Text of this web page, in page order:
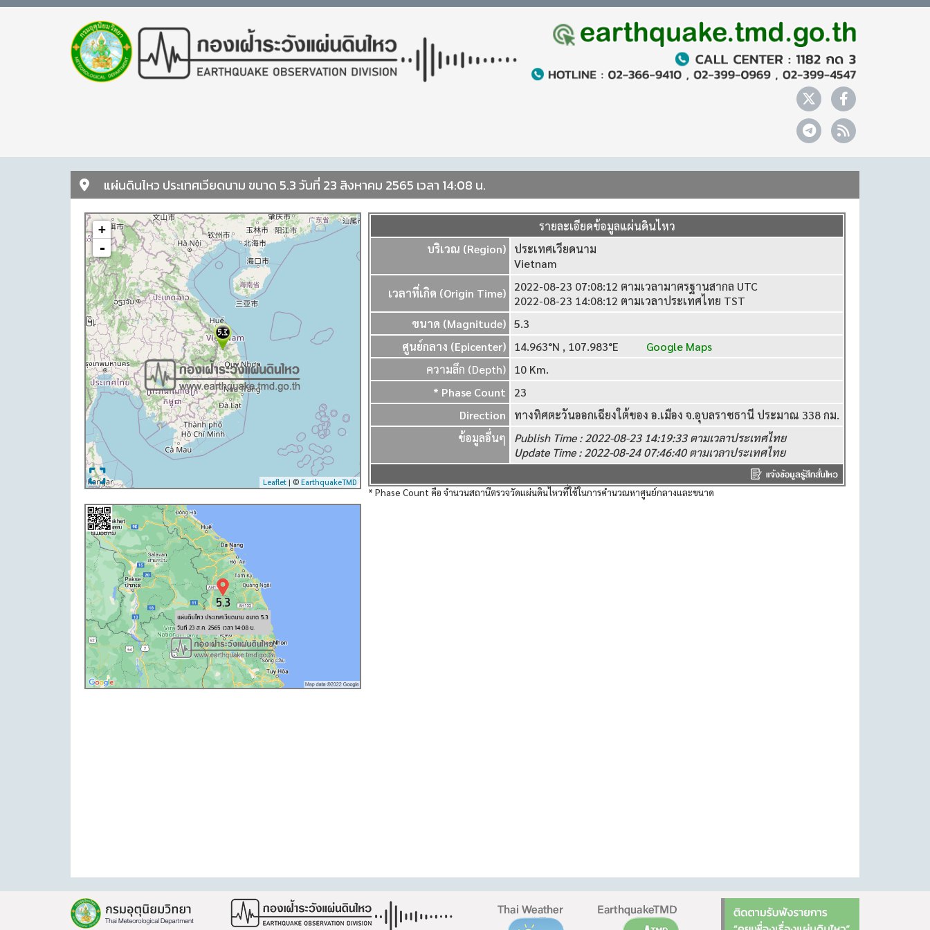
แผ่นดินไหว ประเทศเวียดนาม ขนาด 5.3 วันที่ 23 สิงหาคม 2565 เวลา 14:08 น.
+
-
Leaflet | © EarthquakeTMD
รายละเอียดข้อมูลแผ่นดินไหว
บริเวณ (Region)
ประเทศเวียดนาม
Vietnam
เวลาที่เกิด (Origin Time)
2022-08-23 07:08:12 ตามเวลามาตรฐานสากล UTC
2022-08-23 14:08:12 ตามเวลาประเทศไทย TST
ขนาด (Magnitude) 5.3
ศูนย์กลาง (Epicenter)
14.963°N , 107.983°E
Google Maps
ความลึก (Depth)
10 Km.
* Phase Count
23
Direction
ทางทิศตะวันออกเฉียงใต้ของ อ.เมือง จ.อุบลราชธานี ประมาณ 338 กม.
ข้อมูลอื่นๆ
Publish Time : 2022-08-23 14:19:33 ตามเวลาประเทศไทย
Update Time : 2022-08-24 07:46:40 ตามเวลาประเทศไทย
* Phase Count คือ จำนวนสถานีตรวจวัดแผ่นดินไหวที่ใช้ในการคำนวณหาศูนย์กลางและขนาด